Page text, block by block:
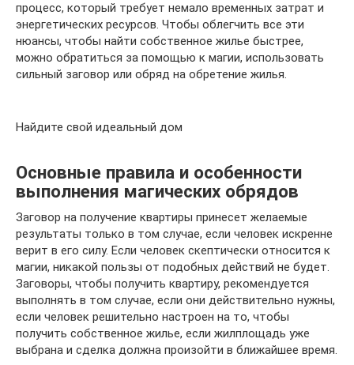
процесс, который требует немало временных затрат и
энергетических ресурсов. Чтобы облегчить все эти
нюансы, чтобы найти собственное жилье быстрее,
можно обратиться за помощью к магии, использовать
сильный заговор или обряд на обретение жилья.
Найдите свой идеальный дом
Основные правила и особенности
выполнения магических обрядов
Заговор на получение квартиры принесет желаемые
результаты только в том случае, если человек искренне
верит в его силу. Если человек скептически относится к
магии, никакой пользы от подобных действий не будет.
Заговоры, чтобы получить квартиру, рекомендуется
выполнять в том случае, если они действительно нужны,
если человек решительно настроен на то, чтобы
получить собственное жилье, если жилплощадь уже
выбрана и сделка должна произойти в ближайшее время.